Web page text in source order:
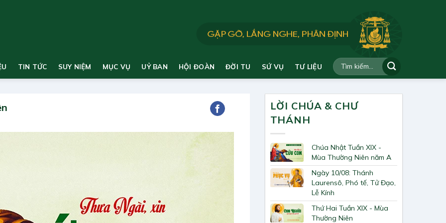
TIN TỨC SUY NIỆM MỤC VỤ UỶ BAN HỘI ĐOÀN ĐỜI TU SỨ VỤ TƯ LIỆU
LỜI CHÚA & CHƯ
THÁNH
Chúa Nhật Tuần XIX -
Mùa Thường Niên năm A
Ngày 10/08: Thánh
Laurensô, Phó tế, Tử Đạo,
Lễ Kính
Thứ Hai Tuần XIX - Mùa
Thường Niên